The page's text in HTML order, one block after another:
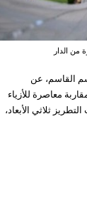
القاسم، عن
والتي تميزت بمقاربة معاصرة للأزياء
ثلاثي الأبعاد،